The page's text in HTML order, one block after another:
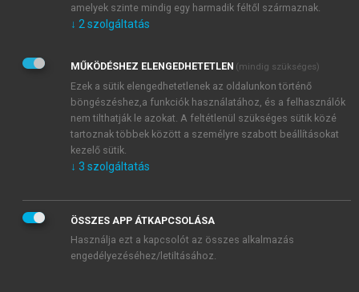
Kérek értesítést a MeRSZ újdonságairól, akcióiról.
Kérek értesítést az Akadémiai Kiadó Zrt. újdonságairól,
Adatkezelési tájékoztatóbanfoglaltakat tudomásul
veszem és elfogadom.
Általános vásárlási feltételeket, valamint a szotar.netés a
mersz.huoldalak licencszerződéseiben foglaltakat
tudomásul veszem és elfogadom.
KIPRÓBÁLOM
amelyek szinte mindig egy harmadik féltől származnak.
↓ 2 szolgáltatás
MŰKÖDÉSHEZ ELENGEDHETETLEN (mindig szükséges)
Ezek a sütik elengedhetetlenek az oldalunkon történő
böngészéshez,a funkciók használatához, és a felhasználók
nem tilthatják le azokat. A feltétlenül szükséges sütik közé
tartoznak többek között a személyre szabott beállításokat
kezelő sütik.
↓ 3 szolgáltatás
ÖSSZES APP ÁTKAPCSOLÁSA
Használja ezt a kapcsolót az összes alkalmazás
engedélyezéséhez/letiltásához.